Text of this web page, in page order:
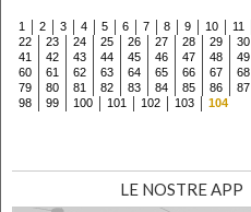
1 2 3 4 5 6 7 8 9 10 11
22
23 24 25 26 27 28 29 30
41
42 43 44 45 46 47 48 49
60
61 62 63 64 65 66 67 68
79
80 81 82 83 84 85 86 87
98
99 100 101 102 103
104
LE NOSTRE APP